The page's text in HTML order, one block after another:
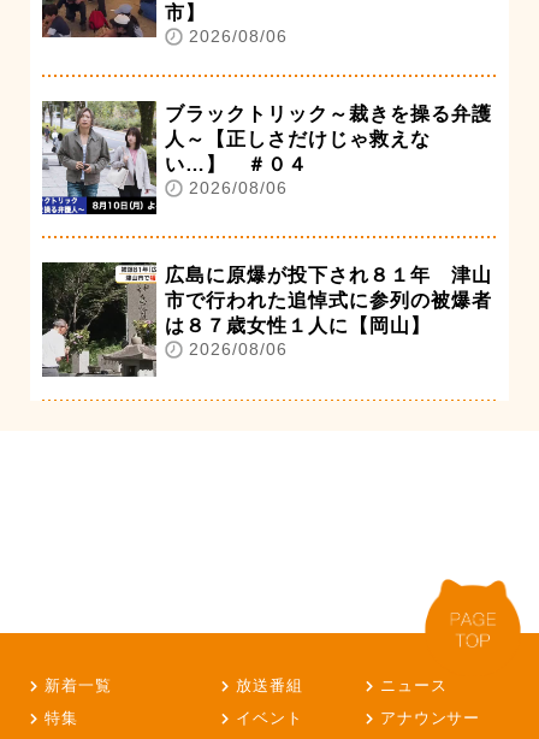
市】
2026/08/06
ブラックトリック～裁きを操る弁護
人～【正しさだけじゃ救えな
い…】 ＃０４
2026/08/06
広島に原爆が投下され８１年 津山
市で行われた追悼式に参列の被爆者
は８７歳女性１人に【岡山】
2026/08/06
新着一覧 放送番組
ニュース
特集
イベント
アナウンサー